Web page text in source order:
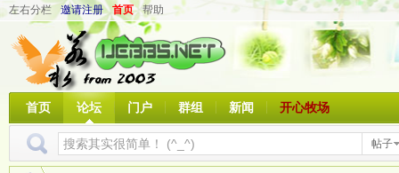
左右分栏 邀请注册 首页 帮助
首页 论坛 门户 群组 新闻 开心牧场
帖子